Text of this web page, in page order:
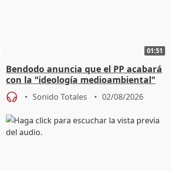
01:51
Bendodo anuncia que el PP acabará
con la "ideología medioambiental"
para regenerar las playas
Sonido Totales 02/08/2026